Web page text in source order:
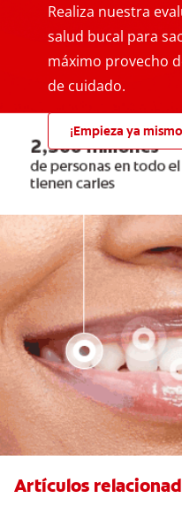
Realiza nuestra
salud bucal para
máximo provecho
de cuidado.
¡Empieza ya
Artículos